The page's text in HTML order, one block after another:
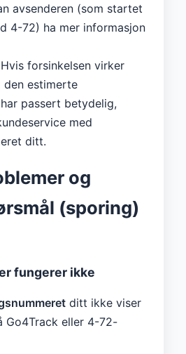
avsenderen (som startet
4-72) ha mer informasjon
Hvis forsinkelsen virker
den estimerte
passert betydelig,
med
ditt.
og
(sporing)
fungerer ikke
ditt ikke viser
Go4Track eller 4-72-